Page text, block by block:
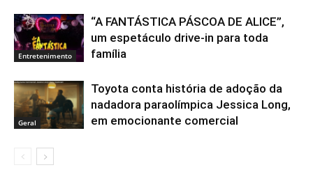
Entretenimento
“A FANTÁSTICA PÁSCOA DE ALICE”,
um espetáculo drive-in para toda
família
Geral
Toyota conta história de adoção da
nadadora paraolímpica Jessica Long,
em emocionante comercial